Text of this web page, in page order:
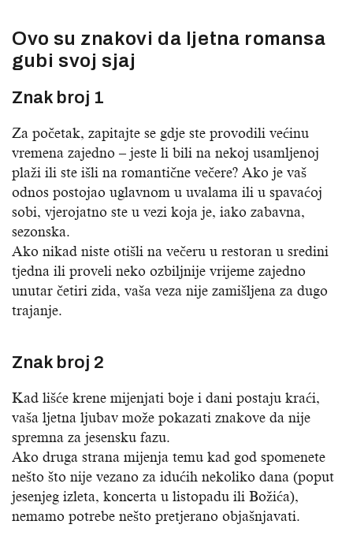
Ovo su znakovi da ljetna romansa
gubi svoj sjaj
Znak broj 1
Za početak, zapitajte se gdje ste provodili većinu
vremena zajedno – jeste li bili na nekoj usamljenoj
plaži ili ste išli na romantične večere? Ako je vaš
odnos postojao uglavnom u uvalama ili u spavaćoj
sobi, vjerojatno ste u vezi koja je, iako zabavna,
sezonska.
Ako nikad niste otišli na večeru u restoran u sredini
tjedna ili proveli neko ozbiljnije vrijeme zajedno
unutar četiri zida, vaša veza nije zamišljena za dugo
trajanje.
Znak broj 2
Kad lišće krene mijenjati boje i dani postaju kraći,
vaša ljetna ljubav može pokazati znakove da nije
spremna za jesensku fazu.
Ako druga strana mijenja temu kad god spomenete
nešto što nije vezano za idućih nekoliko dana (poput
jesenjeg izleta, koncerta u listopadu ili Božića),
nemamo potrebe nešto pretjerano objašnjavati.